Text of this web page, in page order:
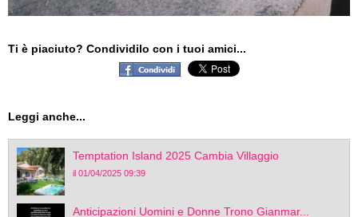
Ti è piaciuto? Condividilo con i tuoi amici...
Leggi anche...
Temptation Island 2025 Cambia Villaggio
il 01/04/2025 09:39
Anticipazioni Uomini e Donne Trono Gianmar...